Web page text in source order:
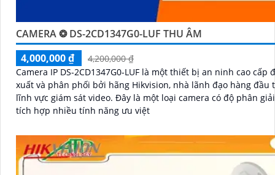
CAMERA ❂ DS-2CD1347G0-LUF THU ÂM
4,000,000 ₫
4,200,000 ₫
Camera IP DS-2CD1347G0-LUF là một thiết bị an ninh cao cấp
xuất và phân phối bởi hãng Hikvision, nhà lãnh đạo hàng đầu
lĩnh vực giám sát video. Đây là một loại camera có độ phân giải cao và
tích hợp nhiều tính năng ưu việt